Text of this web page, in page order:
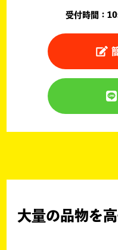
受付時間：
大量の品物を